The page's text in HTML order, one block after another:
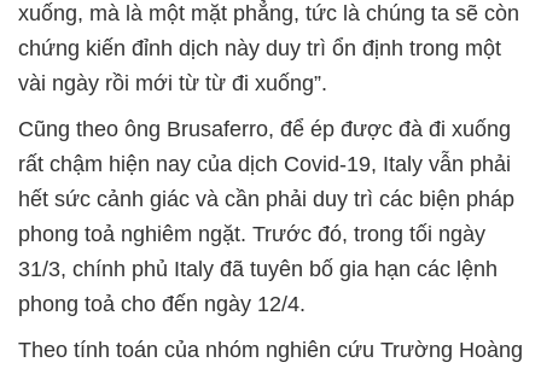
xuống, mà là một mặt phẳng, tức là chúng ta sẽ còn
chứng kiến đỉnh dịch này duy trì ổn định trong một
vài ngày rồi mới từ từ đi xuống”.
Cũng theo ông Brusaferro, để ép được đà đi xuống
rất chậm hiện nay của dịch Covid-19, Italy vẫn phải
hết sức cảnh giác và cần phải duy trì các biện pháp
phong toả nghiêm ngặt. Trước đó, trong tối ngày
31/3, chính phủ Italy đã tuyên bố gia hạn các lệnh
phong toả cho đến ngày 12/4.
Theo tính toán của nhóm nghiên cứu Trường Hoàng